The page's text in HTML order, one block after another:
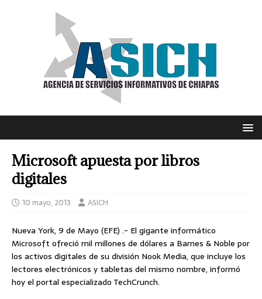
Microsoft apuesta por libros
digitales
10 mayo, 2013 ASICH
Nueva York, 9 de Mayo (EFE) .- El gigante informático
Microsoft ofreció mil millones de dólares a Barnes & Noble por
los activos digitales de su división Nook Media, que incluye los
lectores electrónicos y tabletas del mismo nombre, informó
hoy el portal especializado TechCrunch.